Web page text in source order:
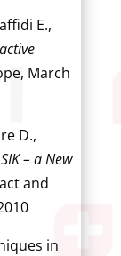
E.,
March
D.,
– a New
and
in